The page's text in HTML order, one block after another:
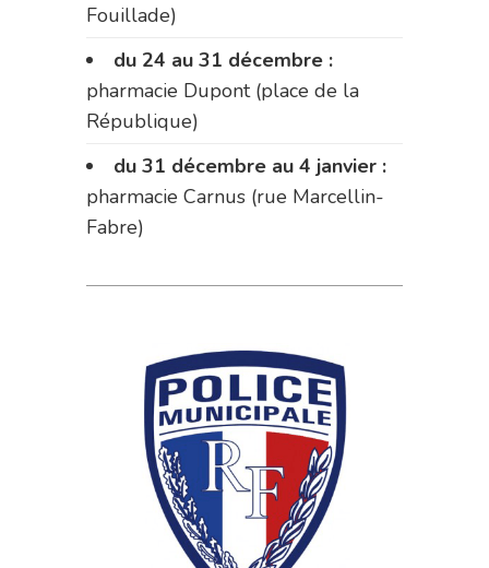
Fouillade)
du 24 au 31 décembre :
pharmacie Dupont (place de la
République)
du 31 décembre au 4 janvier :
pharmacie Carnus (rue Marcellin-
Fabre)